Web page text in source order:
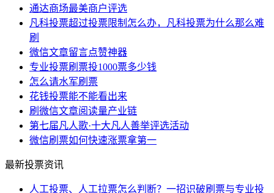
通达商场最美商户评选
凡科投票超过投票限制怎么办，凡科投票为什么那么难
刷
微信文章留言点赞神器
专业投票刷票投1000票多少钱
怎么请水军刷票
花钱投票能不能看出来
刷微信文章阅读量产业链
第七届凡人歌·十大凡人善举评选活动
微信刷票如何快速涨票拿第一
最新投票资讯
人工投票、人工拉票怎么判断？一招识破刷票与专业投